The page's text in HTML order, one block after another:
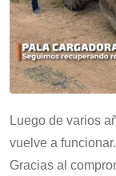
Luego de varios
vuelve a funcionar.
Gracias al